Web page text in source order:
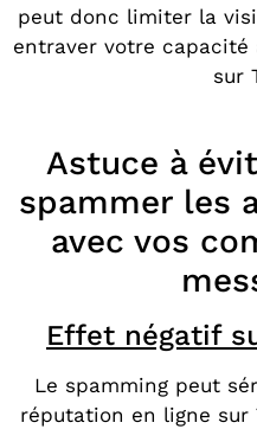
peut donc limiter la
entraver votre
sur
Astuce à
spammer les
avec vos
Effet négatif
Le spamming peut
réputation en ligne sur